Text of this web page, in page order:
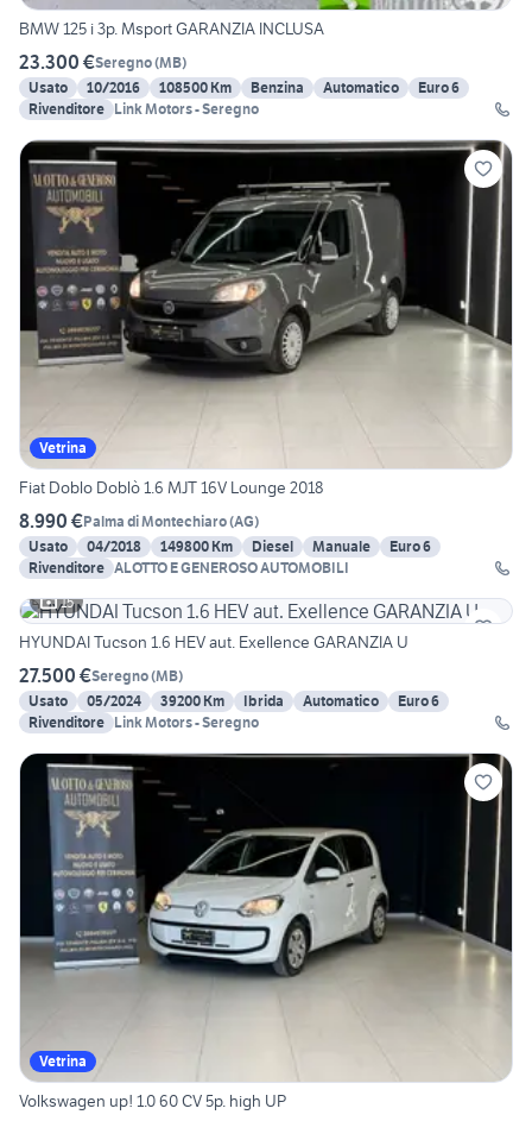
BMW 125 i 3p. Msport GARANZIA INCLUSA
23.300 €Seregno(MB)
Usato
10/2016 108500 Km Benzina Automatico
Euro 6
Rivenditore Link Motors - Seregno
Vetrina
Fiat Doblo Doblò 1.6 MJT 16V Lounge 2018
8.990 €Palma di Montechiaro(AG)
Usato
04/2018 149800 Km Diesel Manuale
Euro 6
Rivenditore ALOTTO E GENEROSO AUTOMOBILI
15
HYUNDAI Tucson 1.6 HEV aut. Exellence GARANZIA U
27.500 €Seregno(MB)
Usato
05/2024 39200 Km Ibrida Automatico
Euro 6
Rivenditore Link Motors - Seregno
Vetrina
Volkswagen up! 1.0 60 CV 5p. high UP